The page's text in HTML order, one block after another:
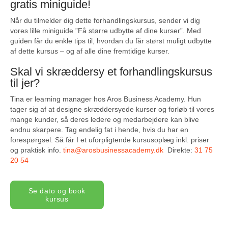
gratis miniguide!
Når du tilmelder dig dette forhandlingskursus, sender vi dig
vores lille miniguide ”Få større udbytte af dine kurser”. Med
guiden får du enkle tips til, hvordan du får størst muligt udbytte
af dette kursus – og af alle dine fremtidige kurser.
Skal vi skræddersy et forhandlingskursus
til jer?
Tina er learning manager hos Aros Business Academy. Hun
tager sig af at designe skræddersyede kurser og forløb til vores
mange kunder, så deres ledere og medarbejdere kan blive
endnu skarpere. Tag endelig fat i hende, hvis du har en
forespørgsel. Så får I et uforpligtende kursusoplæg inkl. priser
og praktisk info. tina@arosbusinessacademy.dk Direkte: 31 75
20 54
Se dato og book
kursus